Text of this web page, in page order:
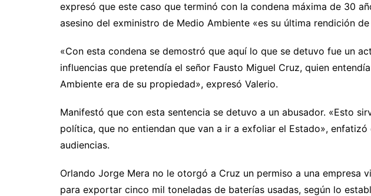
expresó que este caso que terminó con la condena máxima de 30
asesino del exministro de Medio Ambiente «es su última rendición de
«Con esta condena se demostró que aquí lo que se detuvo fue un
influencias que pretendía el señor Fausto Miguel Cruz, quien
Ambiente era de su propiedad», expresó Valerio.
Manifestó que con esta sentencia se detuvo a un abusador. «Esto
política, que no entiendan que van a ir a exfoliar el Estado»,
audiencias.
Orlando Jorge Mera no le otorgó a Cruz un permiso a una empresa
para exportar cinco mil toneladas de baterías usadas, según lo